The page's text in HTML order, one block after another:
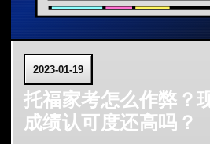
2023-01-19
托福家考怎么作弊？
成绩认可度还高吗？